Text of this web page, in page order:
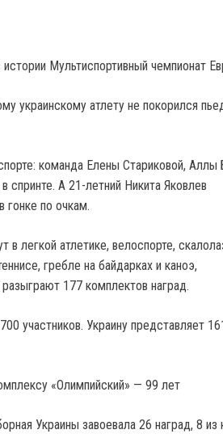
Мультиспортивный чемпионат
украинскому атлету не покорился
команда Елены Стариковой, Аллы
​​спринте. А 21-летний Никита Яковлев
гонке по очкам.
легкой атлетике, велоспорте,
гребле на байдарках и каноэ,
177 комплектов наград.
участников. Украину представляет
«Олимпийский» — 99 лет
Украины завоевала 26 наград, 8 из